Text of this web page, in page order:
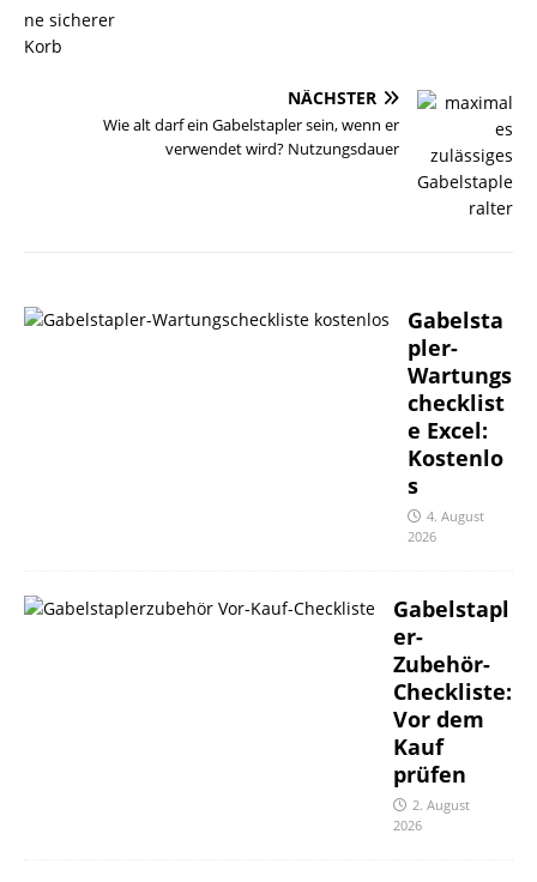
NÄCHSTER
Wie alt darf ein Gabelstapler sein, wenn er
verwendet wird? Nutzungsdauer
Gabelsta
pler-
Wartungs
checklist
e Excel:
Kostenlo
s
4. August
2026
Gabelstapl
er-
Zubehör-
Checkliste:
Vor dem
Kauf
prüfen
2. August
2026